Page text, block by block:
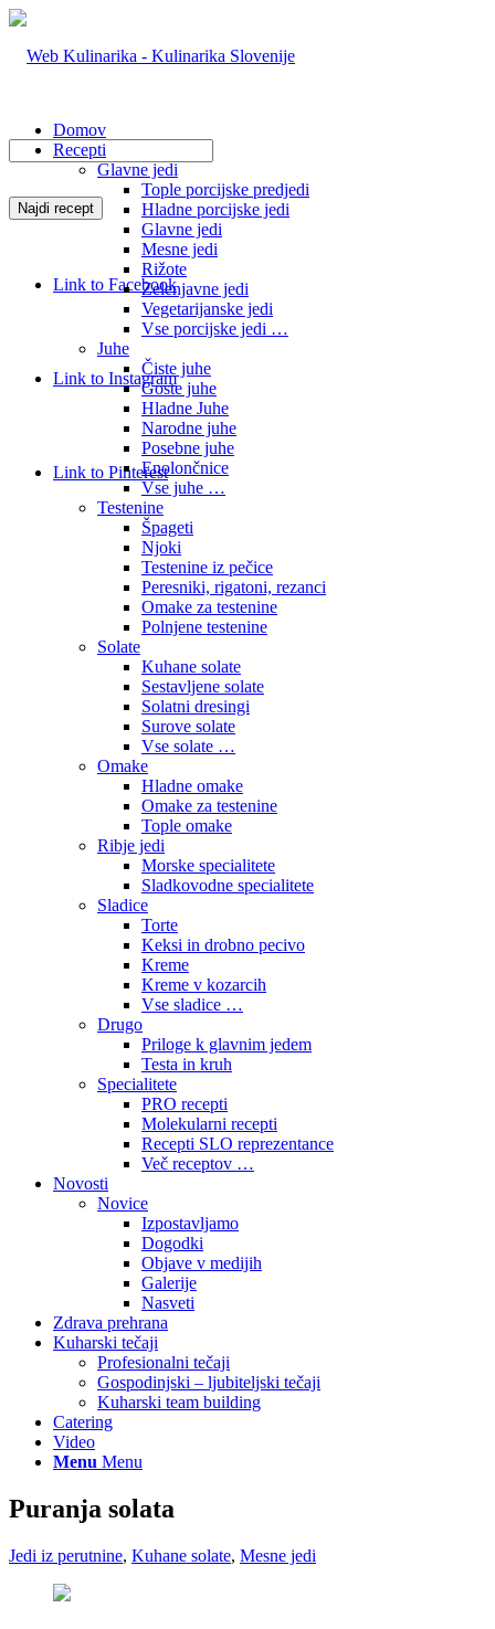
Link to Facebook
Link to Instagram
Link to Pinterest
Domov
Recepti
Glavne jedi
Tople porcijske predjedi
Hladne porcijske jedi
Glavne jedi
Mesne jedi
Rižote
Zelenjavne jedi
Vegetarijanske jedi
Vse porcijske jedi …
Juhe
Čiste juhe
Goste juhe
Hladne Juhe
Narodne juhe
Posebne juhe
Enolončnice
Vse juhe …
Testenine
Špageti
Njoki
Testenine iz pečice
Peresniki, rigatoni, rezanci
Omake za testenine
Polnjene testenine
Solate
Kuhane solate
Sestavljene solate
Solatni dresingi
Surove solate
Vse solate …
Omake
Hladne omake
Omake za testenine
Tople omake
Ribje jedi
Morske specialitete
Sladkovodne specialitete
Sladice
Torte
Keksi in drobno pecivo
Kreme
Kreme v kozarcih
Vse sladice …
Drugo
Priloge k glavnim jedem
Testa in kruh
Specialitete
PRO recepti
Molekularni recepti
Recepti SLO reprezentance
Več receptov …
Novosti
Novice
Izpostavljamo
Dogodki
Objave v medijih
Galerije
Nasveti
Zdrava prehrana
Kuharski tečaji
Profesionalni tečaji
Gospodinjski – ljubiteljski tečaji
Kuharski team building
Catering
Video
Menu Menu
Puranja solata
Jedi iz perutnine, Kuhane solate, Mesne jedi